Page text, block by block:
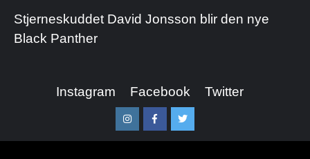
Stjerneskuddet David Jonsson blir den nye
Black Panther
Instagram Facebook Twitter
InstagramFacebookTwitter